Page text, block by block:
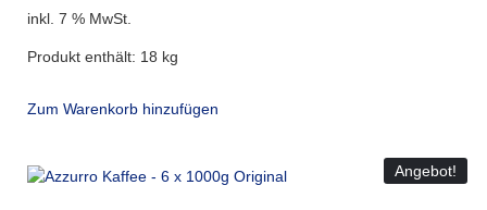
inkl. 7 % MwSt.
Produkt enthält: 18 kg
Zum Warenkorb hinzufügen
Angebot!